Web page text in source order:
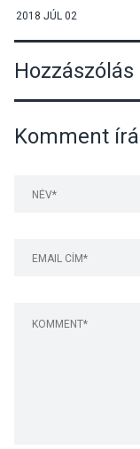
2018 JÚL 02
Hozzászólás
Komment